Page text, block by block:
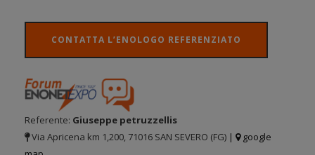
CONTATTA L’ENOLOGO REFERENZIATO
Referente: Giuseppe petruzzellis
Via Apricena km 1,200, 71016 SAN SEVERO (FG) |
google